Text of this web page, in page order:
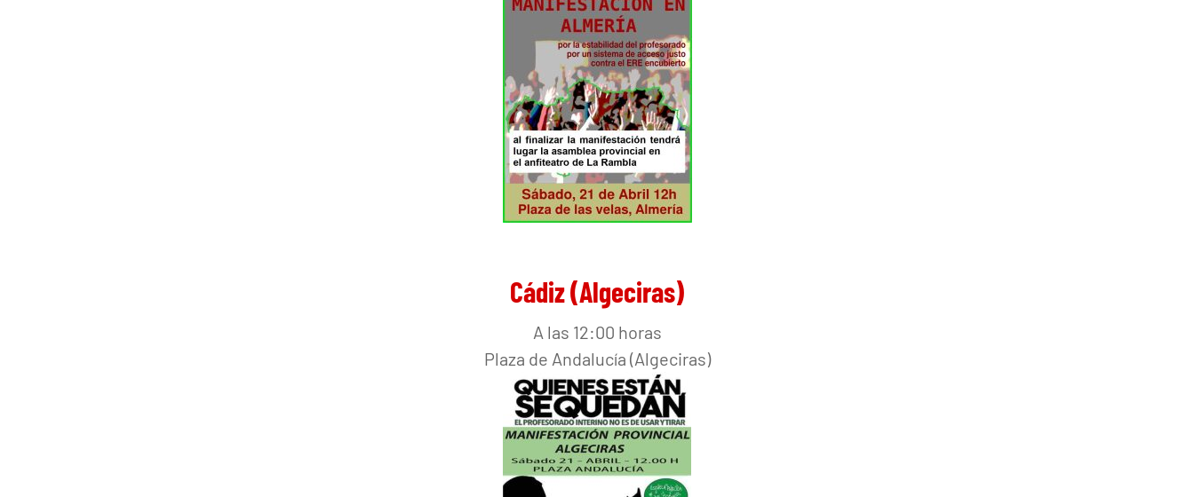
Cádiz (Algeciras)
A las 12:00 horas
Plaza de Andalucía (Algeciras)